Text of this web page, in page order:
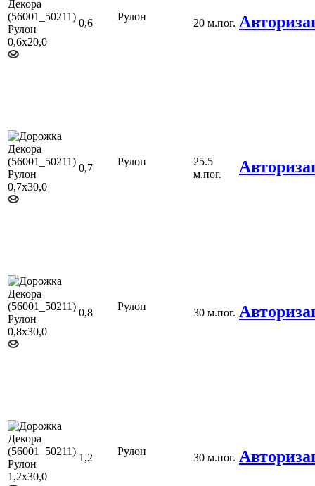
0,6
Рулон
20 м.пог.
0,7
Рулон
25.5
м.пог.
0,8
Рулон
30 м.пог.
1,2
Рулон
30 м.пог.